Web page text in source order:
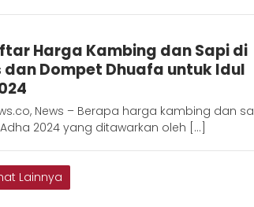
Harga Kambing dan Sapi di
dan Dompet Dhuafa untuk Idul
News – Berapa harga kambing dan
2024 yang ditawarkan oleh […]
Lainnya